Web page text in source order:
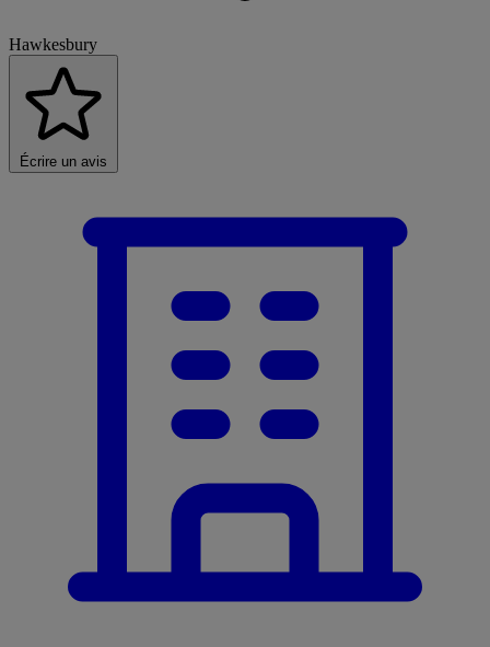
Hawkesbury
Écrire un avis